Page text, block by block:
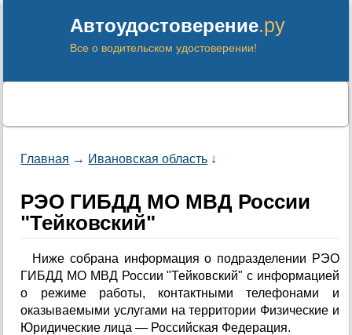
Автоудостоверение.ру
Все о водительском удостоверении!
Главная → Ивановская область ↓
РЭО ГИБДД МО МВД России
"Тейковский"
Ниже собрана информация о подразделении РЭО
ГИБДД МО МВД России "Тейковский" с информацией
о режиме работы, контактными телефонами и
оказываемыми услугами на территории Физические и
Юридические лица — Российская Федерация.